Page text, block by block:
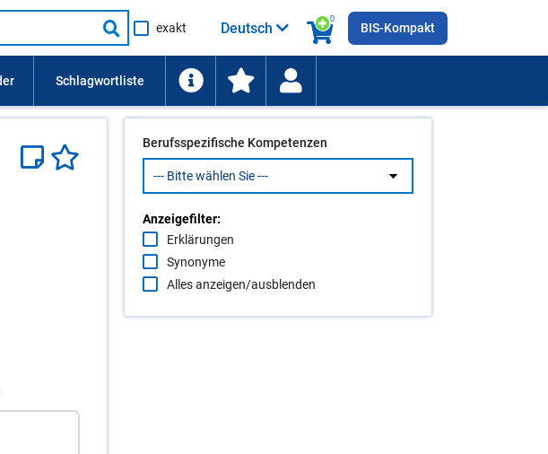
Suche
starten
exakt
0
Deutsch BIS-Kompakt
Berufsspezifische Kompetenzen
Anzeigefilter:
Erklärungen
Synonyme
Alles anzeigen/ausblenden